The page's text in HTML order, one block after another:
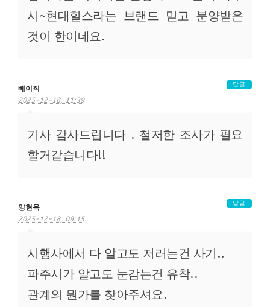
시~현대힐스라는 브랜드 믿고 분양받은
것이 한이네요.
베이직
2025-12-18, 11:39
기사 감사드립니다 . 철저한 조사가 필요
할거같습니다!!
답글
양현옥
2025-12-18, 09:15
시행사에서 다 알고도 저러는건 사기..
파주시가 알고도 눈감는건 유착..
관계의 뭔가를 찾아주셔요.
답글